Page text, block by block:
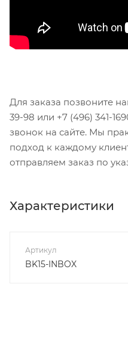
Для заказа позвоните
39-98 или +7 (496) 341-
звонок на сайте. Мы
подход к каждому
отправляем заказ по
Характеристики
Артикул
BK15-INBOX